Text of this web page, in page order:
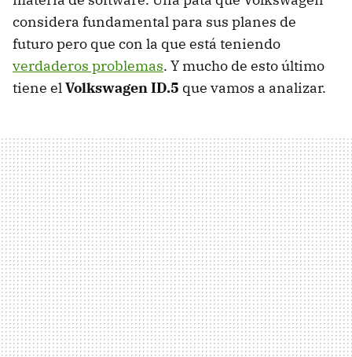
considera fundamental para sus planes de
futuro pero que con la que está teniendo
verdaderos problemas. Y mucho de esto último
tiene elVolkswagen ID.5 que vamos a analizar.